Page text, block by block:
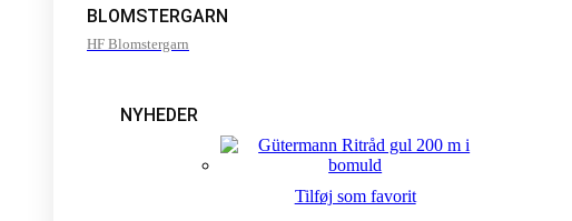
BLOMSTERGARN
HF Blomstergarn
NYHEDER
Tilføj som favorit